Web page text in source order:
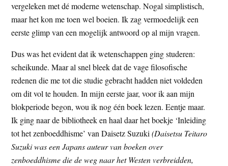
vergeleken met dé moderne wetenschap. Nogal simplistisch,
maar het kon me toen wel boeien. Ik zag vermoedelijk een
eerste glimp van een mogelijk antwoord op al mijn vragen.
Dus was het evident dat ik wetenschappen ging studeren:
scheikunde. Maar al snel bleek dat de vage filosofische
redenen die me tot die studie gebracht hadden niet voldeden
om dit vol te houden. In mijn eerste jaar, voor ik aan mijn
blokperiode begon, wou ik nog één boek lezen. Eentje maar.
Ik ging naar de bibliotheek en haal daar het boekje ‘Inleiding
tot het zenboeddhisme’ van Daisetz Suzuki(Daisetsu Teitaro
Suzuki was een Japans auteur van boeken over
zenboeddhisme die de weg naar het Westen verbreidden,